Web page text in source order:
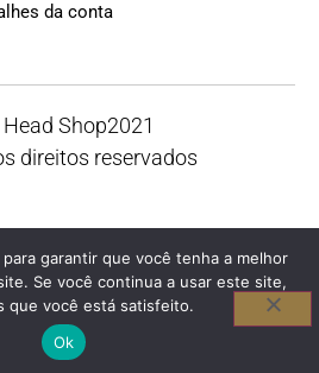
da conta
Shop2021
direitos reservados
garantir que você tenha a melhor
Se você continua a usar este site,
que você está satisfeito.
Ok